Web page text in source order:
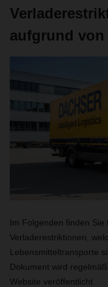
aufgrund von
Im Folgenden finden
Verladerestriktionen,
Lebensmitteltransporte
Dokument wird
Website veröffentlicht.